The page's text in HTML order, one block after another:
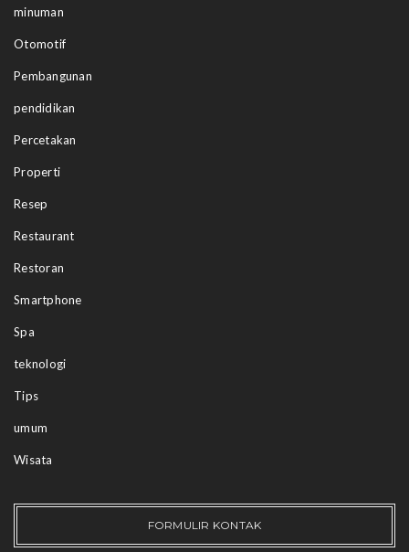
minuman
Otomotif
Pembangunan
pendidikan
Percetakan
Properti
Resep
Restaurant
Restoran
Smartphone
Spa
teknologi
Tips
umum
Wisata
FORMULIR KONTAK